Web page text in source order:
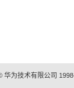
华为技术有限公司